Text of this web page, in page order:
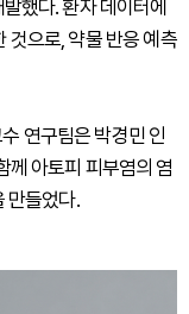
했다. 환자 데이터에
것으로, 약물 반응 예측
연구팀은 박경민 인
께 아토피 피부염의 염
만들었다.